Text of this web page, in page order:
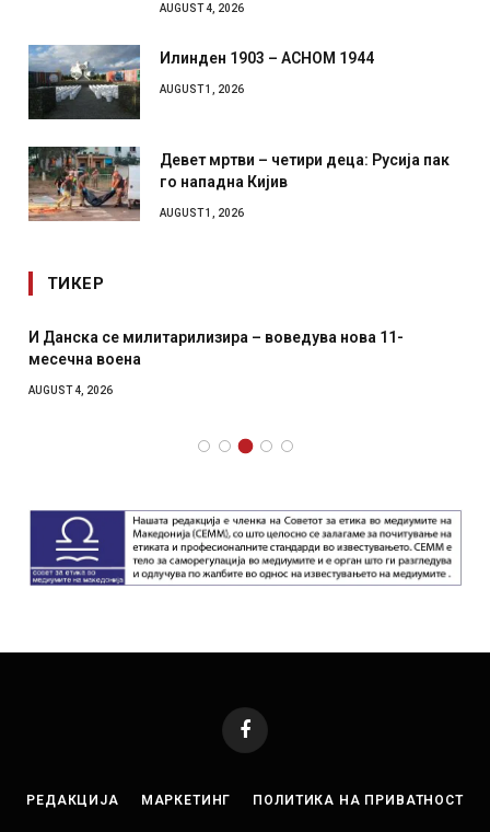
AUGUST 4, 2026
Илинден 1903 – АСНОМ 1944
AUGUST 1, 2026
Девет мртви – четири деца: Русија пак
го нападна Кијив
AUGUST 1, 2026
ТИКЕР
И Данска се милитарилизира – воведува нова 11-
месечна воена
AUGUST 4, 2026
Facebook
РЕДАКЦИЈА МАРКЕТИНГ ПОЛИТИКА НА ПРИВАТНОСТ